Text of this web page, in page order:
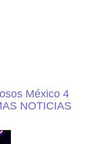
México 4
NOTICIAS